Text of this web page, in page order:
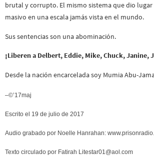
brutal y corrupto. El mismo sistema que dio
masivo en una escala jamás vista en el mundo.
Sus sentencias son una abominación.
¡Liberen a Delbert, Eddie, Mike, Chuck, Janine,
Desde la nación encarcelada soy Mumia Abu-
–©’17maj
Escrito el 19 de julio de 2017
Audio grabado por Noelle Hanrahan:
Texto circulado por Fatirah Litestar01@aol.com